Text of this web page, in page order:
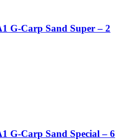
G-Carp Sand Super – 2
G-Carp Sand Special – 6